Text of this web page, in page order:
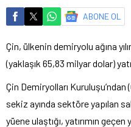
ABONE OL
Çin, ülkenin demiryolu ağına
(yaklaşık 65,83 milyar dolar)
Çin Demiryolları Kuruluşu’ndan
sekiz ayında sektöre yapılan
yüene ulaştığı, yatırımın